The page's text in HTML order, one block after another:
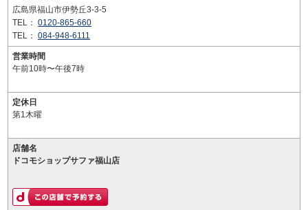
広島県福山市伊勢丘3-3-5
TEL： 0120-865-660
TEL： 084-948-6111
営業時間
午前10時〜午後7時
定休日
第1木曜
店舗名
ドコモショップサファ福山店